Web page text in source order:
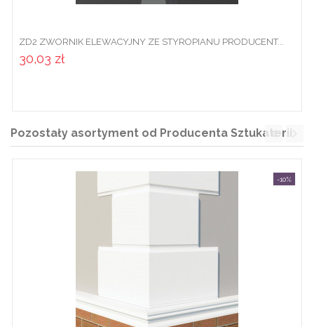
ZD2 ZWORNIK ELEWACYJNY ZE STYROPIANU PRODUCENT...
30,03 zł
Pozostały asortyment od Producenta Sztukaterii
-10%